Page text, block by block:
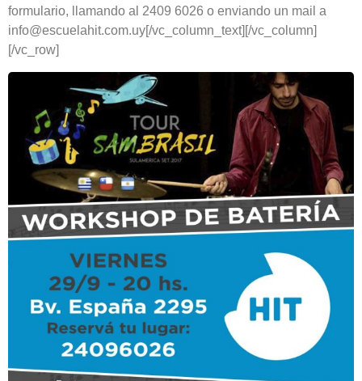
formulario, llamando al 2409 6026 o enviando un mail a
info@escuelahit.com.uy[/vc_column_text][/vc_column]
[/vc_row]